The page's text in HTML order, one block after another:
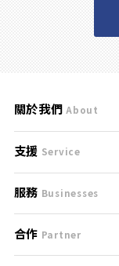
關於我們 About
刊登規範
服務條款
免責聲明
支援 Service
支援中心
聯絡我們
服務 Businesses
什麼是Goo鑑定？
合作 Partner